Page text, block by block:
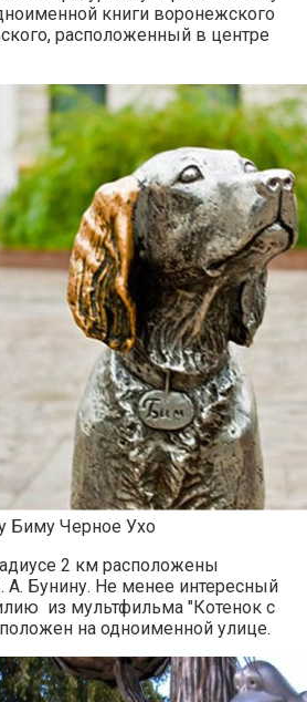
книги воронежского
расположенный в центре
Биму Черное Ухо
2 км расположены
А. Бунину. Не менее интересный
из мультфильма "Котенок с
на одноименной улице.